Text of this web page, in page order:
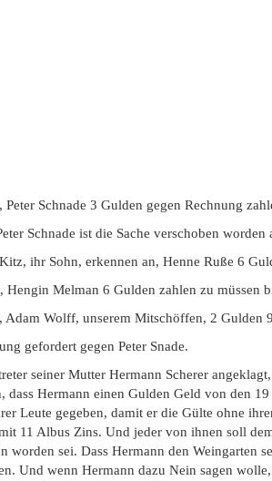
Schnade 3 Gulden gegen Rechnung
Schnade ist die Sache verschoben
ihr Sohn, erkennen an, Henne Ruße 6
Hengin Melman 6 Gulden zahlen zu müssen
Adam Wolff, unserem Mitschöffen, 2 Gulden
gefordert gegen Peter Snade.
seiner Mutter Hermann Scherer
dass Hermann einen Gulden Geld von den
Leute gegeben, damit er die Gülte ohne
11 Albus Zins. Und jeder von ihnen soll
worden sei. Dass Hermann den Weingarten
Und wenn Hermann dazu Nein sagen